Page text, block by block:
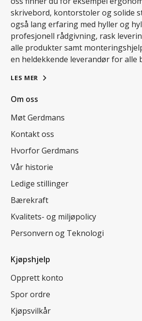
skrivebord, kontorstoler og solide
også lang erfaring med hyller og
profesjonell rådgivning, rask
alle produkter samt
en heldekkende leverandør for alle
LES MER
Om oss
Møt Gerdmans
Kontakt oss
Hvorfor Gerdmans
Vår historie
Ledige stillinger
Bærekraft
Kvalitets- og miljøpolicy
Personvern og Teknologi
Kjøpshjelp
Opprett konto
Spor ordre
Kjøpsvilkår